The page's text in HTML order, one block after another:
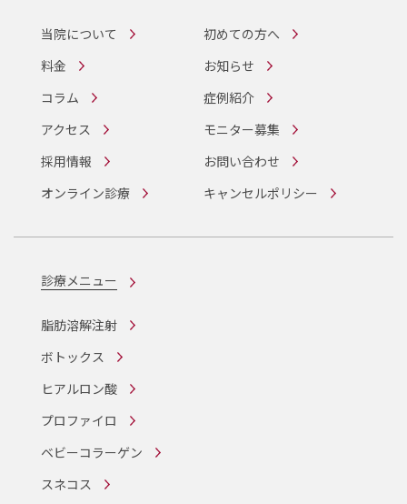
当院について
初めての方へ
料金
お知らせ
コラム
症例紹介
アクセス
モニター募集
採用情報
お問い合わせ
オンライン診療
キャンセルポリシー
診療メニュー
脂肪溶解注射
ボトックス
ヒアルロン酸
プロファイロ
ベビーコラーゲン
スネコス